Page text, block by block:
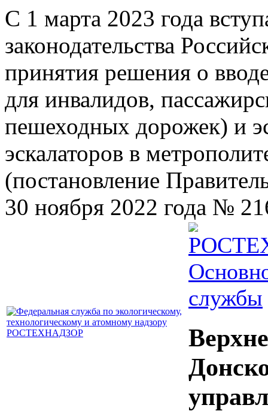
С 1 марта 2023 года
законодательства
принятия решения о
для инвалидов,
пешеходных дорожек) и
эскалаторов в
(постановление
30 ноября 2022 года №
службы